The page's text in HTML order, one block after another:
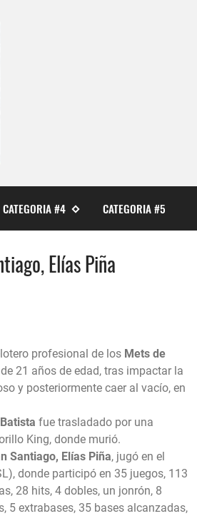
CATEGORIA #4 CATEGORIA #5
Elías Piña
profesional de los Mets de
de 21 años de edad, tras impactar la
y posteriormente caer al vacío, en
fue trasladado por una
King, donde murió.
Santiago, Elías Piña, jugó en el
donde participó en 35 juegos, 113
28 hits, 4 dobles, un jonrón, 8
5 extrabases, 35 bases alcanzadas,